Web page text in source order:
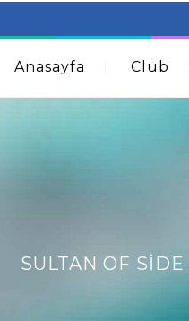
With Acne
Anasayfa Club
SULTAN OF